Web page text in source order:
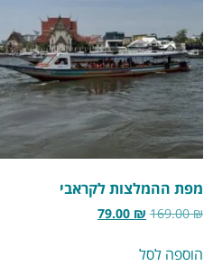
מפת ההמלצות לקראבי
169.00₪
79.00 ₪
הוספה לסל